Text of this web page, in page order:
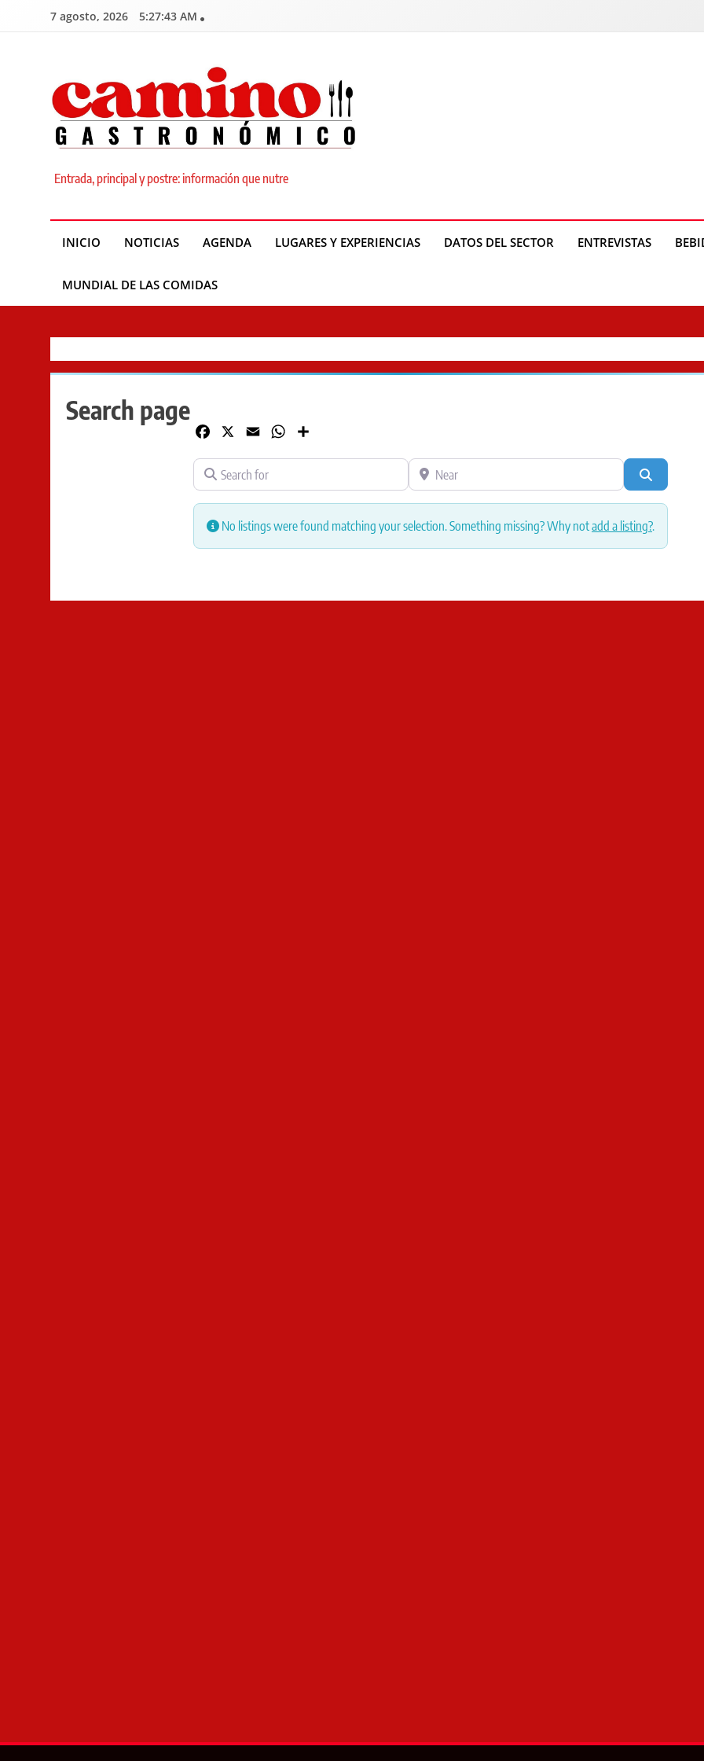
7 agosto, 2026 5:27:44 AM
Camino Gastronómico
Entrada, principal y postre: información que nutre
INICIO NOTICIAS AGENDA LUGARES Y EXPERIENCIAS DATOS DEL SECTOR ENTREVISTAS
MUNDIAL DE LAS COMIDAS
Search page
Facebook Email WhatsApp
Search for Near
No listings were found matching your selection. Something missing? Why notadd a listing?.